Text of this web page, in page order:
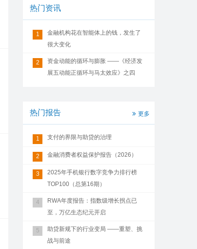
热门资讯
1
金融机构花在智能体上的钱，发生了
很大变化
2
资金动能的循环与膨胀 ——《经济发
展五动能正循环与马太效应》之四
热门报告 更多
1 支付的界限与助贷的治理
2 金融消费者权益保护报告（2026）
3
2025年手机银行数字竞争力排行榜
TOP100（总第16期）
4
RWA年度报告：指数级增长拐点已
至，万亿生态纪元开启
5
助贷新规下的行业变局 ——重塑、挑
战与前途